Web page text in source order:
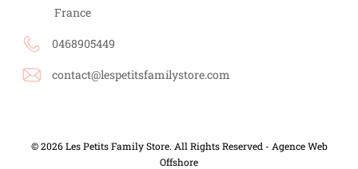
France
0468905449
contact@lespetitsfamilystore.com
© 2026 Les Petits Family Store. All Rights Reserved - Agence Web
Offshore